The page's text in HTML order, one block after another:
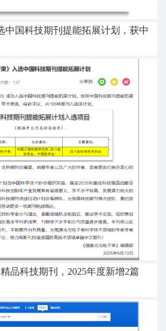
中国科技期刊提能拓展计划，获中
品科技期刊，2025年度新增2篇